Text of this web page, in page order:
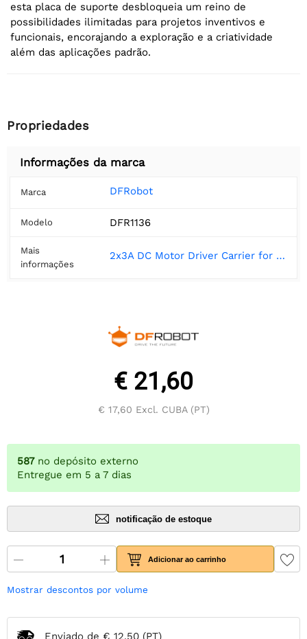
esta placa de suporte desbloqueia um reino de
possibilidades ilimitadas para projetos inventivos e
funcionais, encorajando a exploração e a criatividade
além das aplicações padrão.
Propriedades
Informações da marca
Marca DFRobot
Modelo DFR1136
Mais
informações
2x3A DC Motor Driver Carrier for UNIHIKER - DFRobot
€ 21,60
€ 17,60 Excl. CUBA (PT)
587 no depósito externo
Entregue em 5 a 7 dias
notificação de estoque
Adicionar ao carrinho
Mostrar descontos por volume
Enviado de € 12,50 (PT)